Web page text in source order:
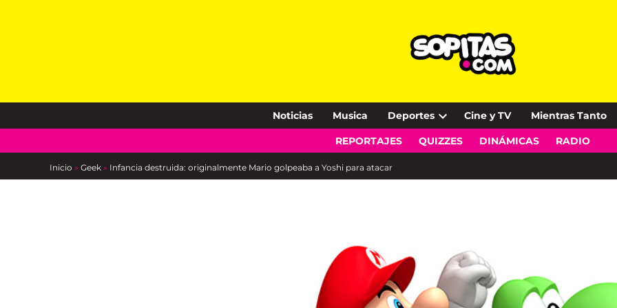
Noticias Musica Deportes
Open
dropdown
Cine y TV Mientras Tanto
REPORTAJES QUIZZES DINÁMICAS RADIO
Inicio » Geek » Infancia destruida: originalmente Mario golpeaba a Yoshi para atacar